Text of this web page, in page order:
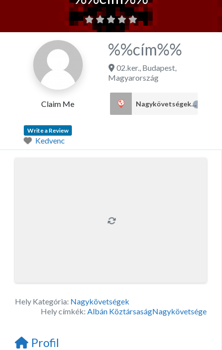
Claim Me
%%cím%%
02.ker., Budapest,
Magyarország
Nagykövetségek
Write a Review
Kedvenc
Hely Kategória: Nagykövetségek
Hely címkék: Albán KöztársaságNagykövetsége
Profil